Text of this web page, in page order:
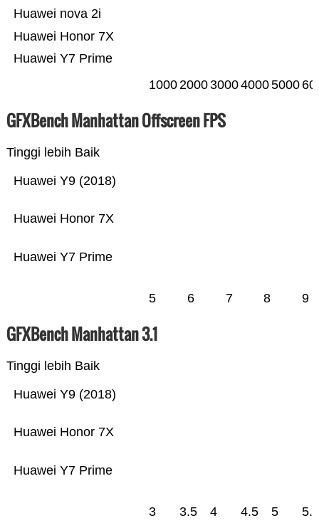
Huawei Y7 Prime
Huawei Honor 7X
Huawei nova 2i
10002000300040005000
GFXBench Manhattan Offscreen FPS
Tinggi lebih Baik
Huawei Y7 Prime
Huawei Honor 7X
Huawei Y9 (2018)
5 6 7 8 9
GFXBench Manhattan 3.1
Tinggi lebih Baik
Huawei Y7 Prime
Huawei Honor 7X
Huawei Y9 (2018)
3 3.5 4 4.5 5 5.5